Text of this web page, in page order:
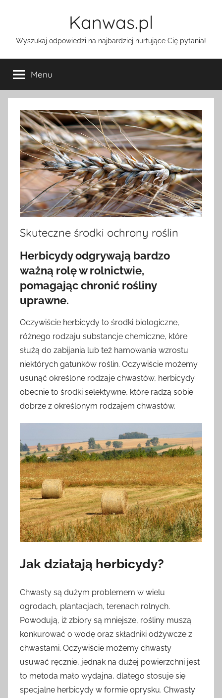
Kanwas.pl
Wyszukaj odpowiedzi na najbardziej nurtujące Cię pytania!
Menu
Skuteczne środki ochrony roślin
Herbicydy odgrywają bardzo
ważną rolę w rolnictwie,
pomagając chronić rośliny
uprawne.
Oczywiście herbicydy to środki biologiczne,
różnego rodzaju substancje chemiczne, które
służą do zabijania lub też hamowania wzrostu
niektórych gatunków roślin. Oczywiście możemy
usunąć określone rodzaje chwastów, herbicydy
obecnie to środki selektywne, które radzą sobie
dobrze z określonym rodzajem chwastów.
Jak działają herbicydy?
Chwasty są dużym problemem w wielu
ogrodach, plantacjach, terenach rolnych.
Powodują, iż zbiory są mniejsze, rośliny muszą
konkurować o wodę oraz składniki odżywcze z
chwastami. Oczywiście możemy chwasty
usuwać ręcznie, jednak na dużej powierzchni jest
to metoda mało wydajna, dlatego stosuje się
specjalne herbicydy w formie oprysku. Chwasty